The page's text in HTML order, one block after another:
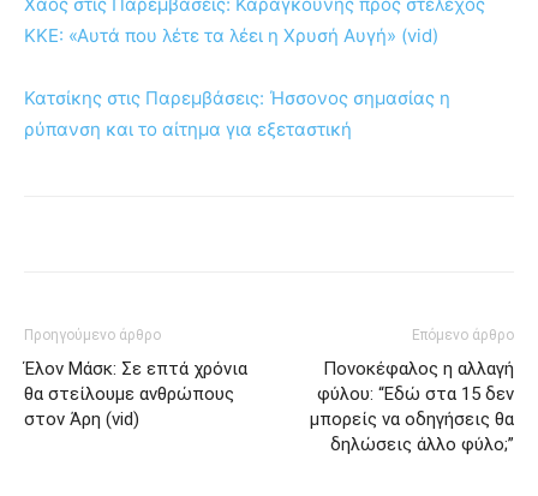
ΚΚΕ: «Αυτά που λέτε τα λέει η Χρυσή Αυγή» (vid)
Κατσίκης στις Παρεμβάσεις: Ήσσονος σημασίας η
ρύπανση και το αίτημα για εξεταστική
Προηγούμενο άρθρο
Έλον Μάσκ: Σε επτά χρόνια
θα στείλουμε ανθρώπους
στον Άρη (vid)
Επόμενο άρθρο
Πονοκέφαλος η αλλαγή
φύλου: “Εδώ στα 15 δεν
μπορείς να οδηγήσεις θα
δηλώσεις άλλο φύλο;”